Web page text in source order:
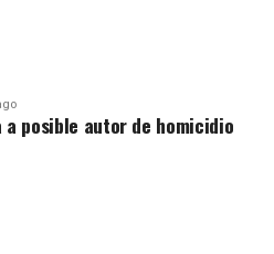
a posible autor de homicidio